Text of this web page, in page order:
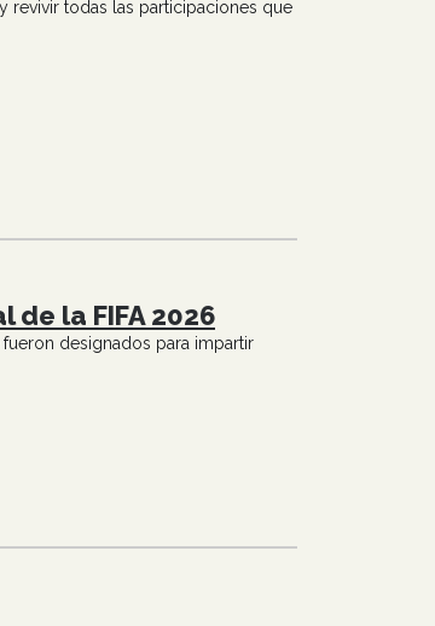
revivir todas las participaciones que
la FIFA 2026
designados para impartir